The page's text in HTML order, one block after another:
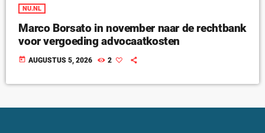
NU.NL
Marco Borsato in november naar de rechtbank
voor vergoeding advocaatkosten
today AUGUSTUS 5, 2026 2